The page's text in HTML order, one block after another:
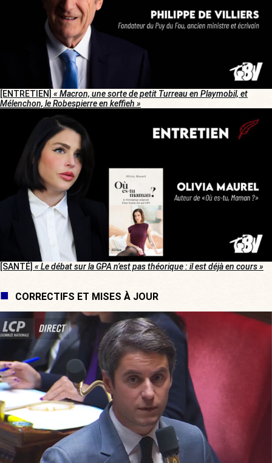
[ENTRETIEN] « Macron, une sorte de petit Turreau en Playmobil, et
Mélenchon, le Robespierre en keffieh »
[SANTÉ] « Le débat sur la GPA n’est pas théorique : il est déjà en cours »
CORRECTIFS ET MISES À JOUR